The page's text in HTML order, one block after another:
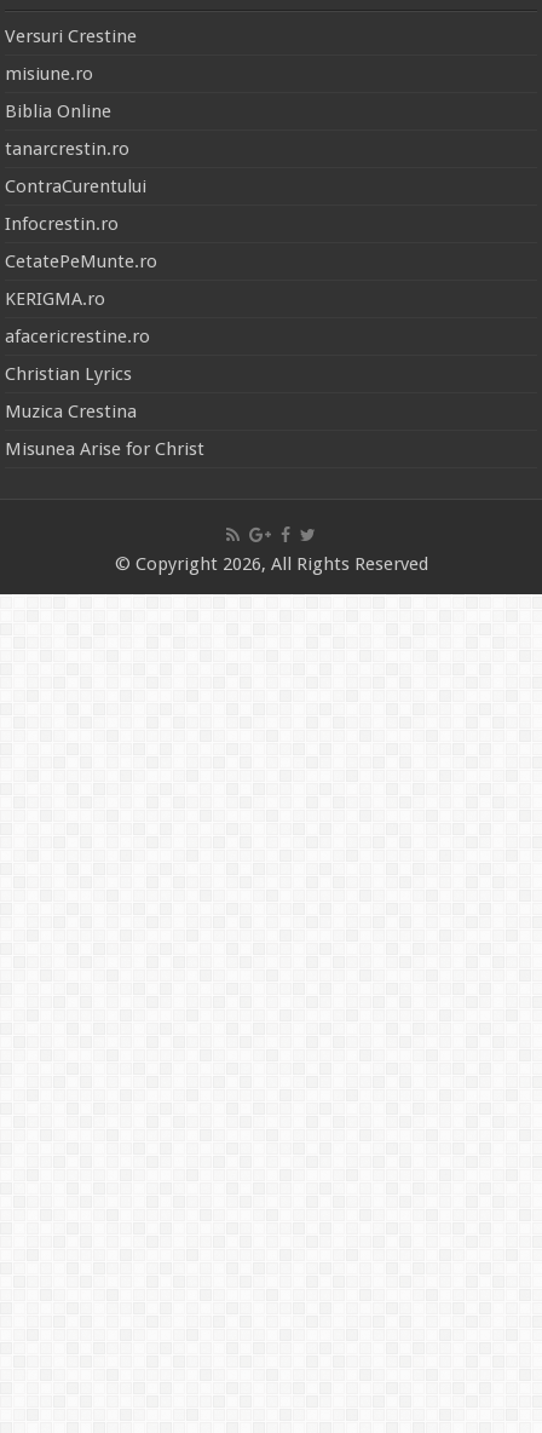
Versuri Crestine
misiune.ro
Biblia Online
tanarcrestin.ro
ContraCurentului
Infocrestin.ro
CetatePeMunte.ro
KERIGMA.ro
afacericrestine.ro
Christian Lyrics
Muzica Crestina
Misunea Arise for Christ
© Copyright 2026, All Rights Reserved